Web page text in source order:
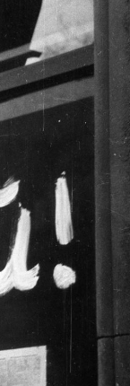
a Tűztorony.
1956 ·
Bécsi út, a felvétel a
a Fövenyverem torkolata.